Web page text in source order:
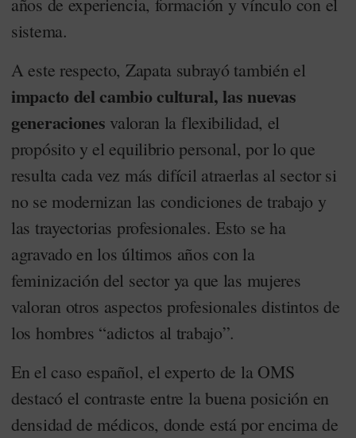
sistema.
A este respecto, Zapata subrayó también el
impacto del cambio cultural, las nuevas
generaciones valoran la flexibilidad, el
propósito y el equilibrio personal, por lo que
resulta cada vez más difícil atraerlas al sector si
no se modernizan las condiciones de trabajo y
las trayectorias profesionales. Esto se ha
agravado en los últimos años con la
feminización del sector ya que las mujeres
valoran otros aspectos profesionales distintos de
los hombres “adictos al trabajo”.
En el caso español, el experto de la OMS
destacó el contraste entre la buena posición en
densidad de médicos, donde está por encima de